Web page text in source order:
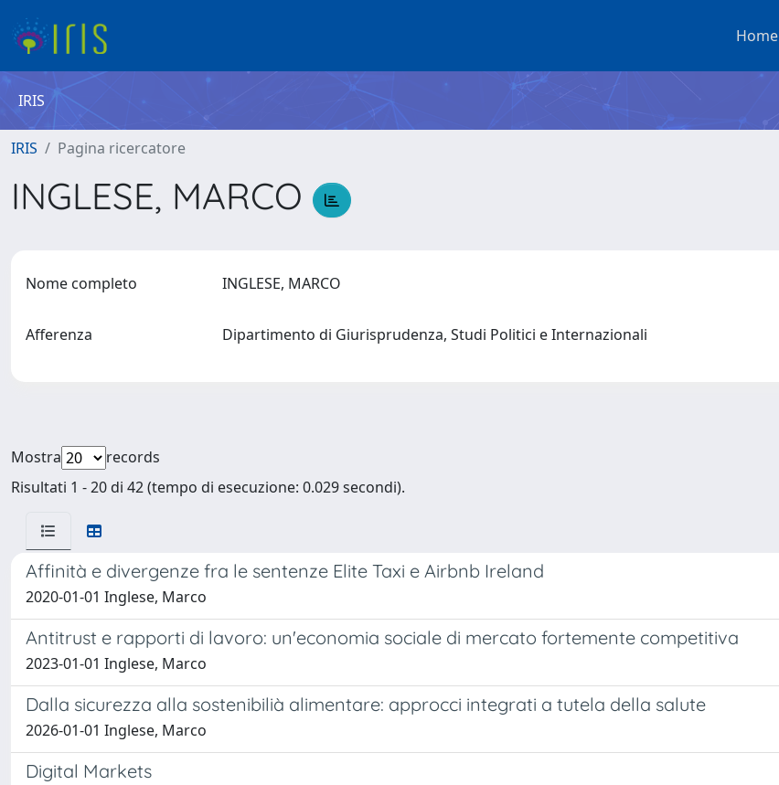
Home
IRIS
IRIS Pagina ricercatore
INGLESE, MARCO
Nome completo INGLESE, MARCO
Afferenza Dipartimento di Giurisprudenza, Studi Politici e Internazionali
Mostra
records
Risultati 1 - 20 di 42 (tempo di esecuzione: 0.029 secondi).
Affinità e divergenze fra le sentenze Elite Taxi e Airbnb Ireland
2020-01-01 Inglese, Marco
Antitrust e rapporti di lavoro: un'economia sociale di mercato fortemente competitiva
2023-01-01 Inglese, Marco
Dalla sicurezza alla sostenibilià alimentare: approcci integrati a tutela della salute
2026-01-01 Inglese, Marco
Digital Markets